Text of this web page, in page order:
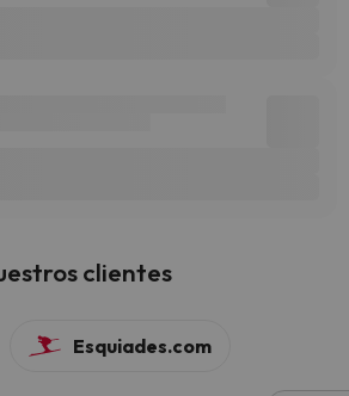
clientes
Esquiades.com